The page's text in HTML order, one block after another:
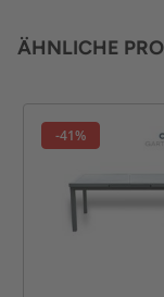
ÄHNLICHE
-41%